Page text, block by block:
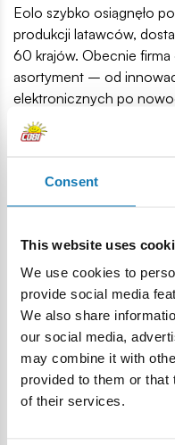
Consent
This website uses
We use cookies to
provide social media
We also share
our social media,
may combine it with
provided to them or that
of their services.
Eolo szybko osiągnęło
produkcji latawców,
60 krajów. Obecnie
asortyment – od
elektronicznych po
Przykładem jest seria
niespodzianek
,
„Nigdy nie przestawaj się